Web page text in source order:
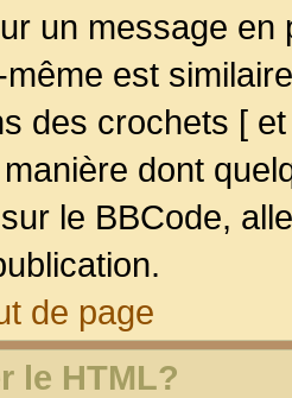
un message
est
des crochets [
dont
le BBCode,
de page
le HTML?